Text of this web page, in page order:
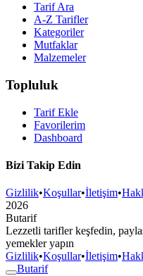
Tarif Ara
A-Z Tarifler
Kategoriler
Mutfaklar
Malzemeler
Topluluk
Tarif Ekle
Favorilerim
Dashboard
Bizi Takip Edin
Gizlilik•Koşullar•İletişim•
2026
Butarif
Lezzetli tarifler keşfedin,
yemekler yapın
Gizlilik•Koşullar•İletişim•
Butarif